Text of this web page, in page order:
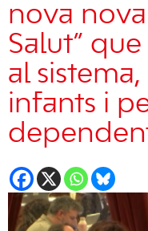
nova
Salut”
al
infants i